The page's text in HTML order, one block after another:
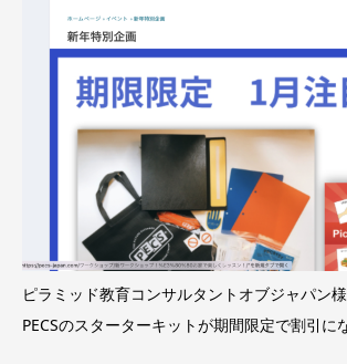
ピラミッド教育コンサルタントオブジャパン様
PECSのスターターキットが期間限定で割引に